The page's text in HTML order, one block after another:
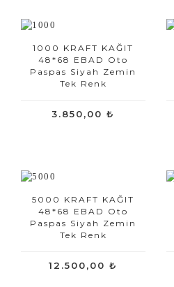
1000 KRAFT KAĞIT
48*68 EBAD Oto
Paspas Siyah Zemin
Tek Renk
3.850,00 ₺
5000 KRAFT KAĞIT
48*68 EBAD Oto
Paspas Siyah Zemin
Tek Renk
12.500,00 ₺